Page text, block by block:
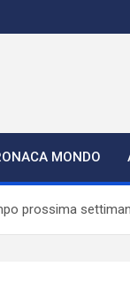
MONDO
prossima